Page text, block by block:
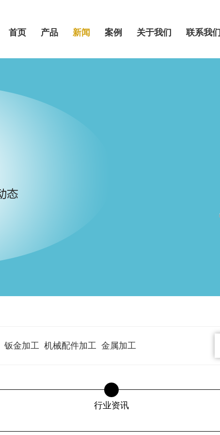
首页 产品 新闻 案例 关于我们 联系我
钣金加工 机械配件加工 金属加工
行业资讯